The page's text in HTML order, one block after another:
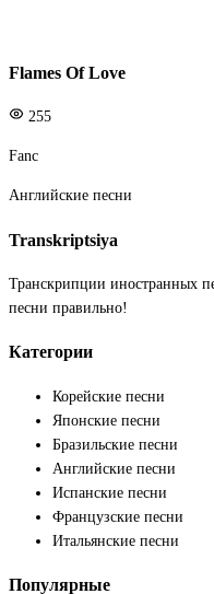
Flames Of Love
255
Fanc
Английские песни
Transkriptsiya
Транскрипции иностранных
песни правильно!
Категории
Корейские песни
Японские песни
Бразильские песни
Английские песни
Испанские песни
Французские песни
Итальянские песни
Популярные